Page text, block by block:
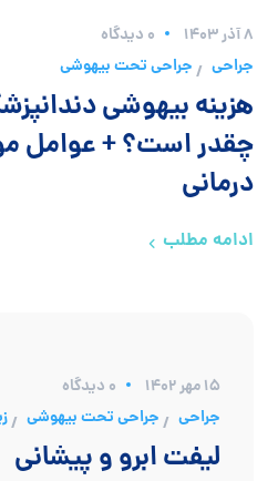
۸ آذر ۱۴۰۳
0 دیدگاه
جراحی /جراحی تحت بیهوشی
هزینه بیهوشی
چقدر است؟ + عوامل
درمانی
ادامه مطلب
۱۵ مهر ۱۴۰۲
0 دیدگاه
جراحی /جراحی تحت بیهوشی /
لیفت ابرو و پیشانی